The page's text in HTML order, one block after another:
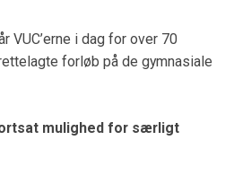
VUC’erne i dag for over 70
forløb på de gymnasiale
mulighed for særligt